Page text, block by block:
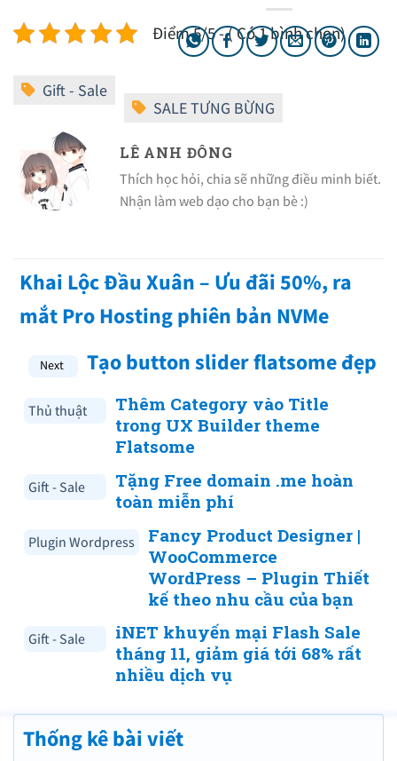
Điểm 5/5 - ( Có 1 bình chọn)
LÊ ANH ĐÔNG
Thích học hỏi, chia sẽ những điều minh biết.
Nhận làm web dạo cho bạn bè :)
Khai Lộc Đầu Xuân – Ưu đãi 50%, ra
mắt Pro Hosting phiên bản NVMe
Tạo button slider flatsome đẹp
Thủ thuật
Thêm Category vào Title
trong UX Builder theme
Flatsome
Gift - Sale
Tặng Free domain .me hoàn
toàn miễn phí
Plugin Wordpress
Fancy Product Designer |
WooCommerce
WordPress – Plugin Thiết
kế theo nhu cầu của bạn
Gift - Sale
iNET khuyến mại Flash Sale
tháng 11, giảm giá tới 68% rất
nhiều dịch vụ
Thống kê bài viết